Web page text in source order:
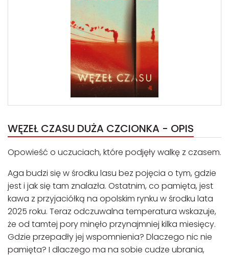
WĘZEŁ CZASU DUŻA CZCIONKA - OPIS
Opowieść o uczuciach, które podjęły walkę z czasem.
Aga budzi się w środku lasu bez pojęcia o tym, gdzie
jest i jak się tam znalazła. Ostatnim, co pamięta, jest
kawa z przyjaciółką na opol­skim rynku w środku lata
2025 roku. Teraz odczuwalna temperatu­ra wskazuje,
że od tamtej pory minęło przynajmniej kilka miesię­cy.
Gdzie przepadły jej wspomnienia? Dlaczego nic nie
pamięta? I dlaczego ma na sobie cudze ubrania,